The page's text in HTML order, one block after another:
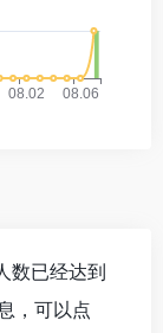
数已经达到
，可以点